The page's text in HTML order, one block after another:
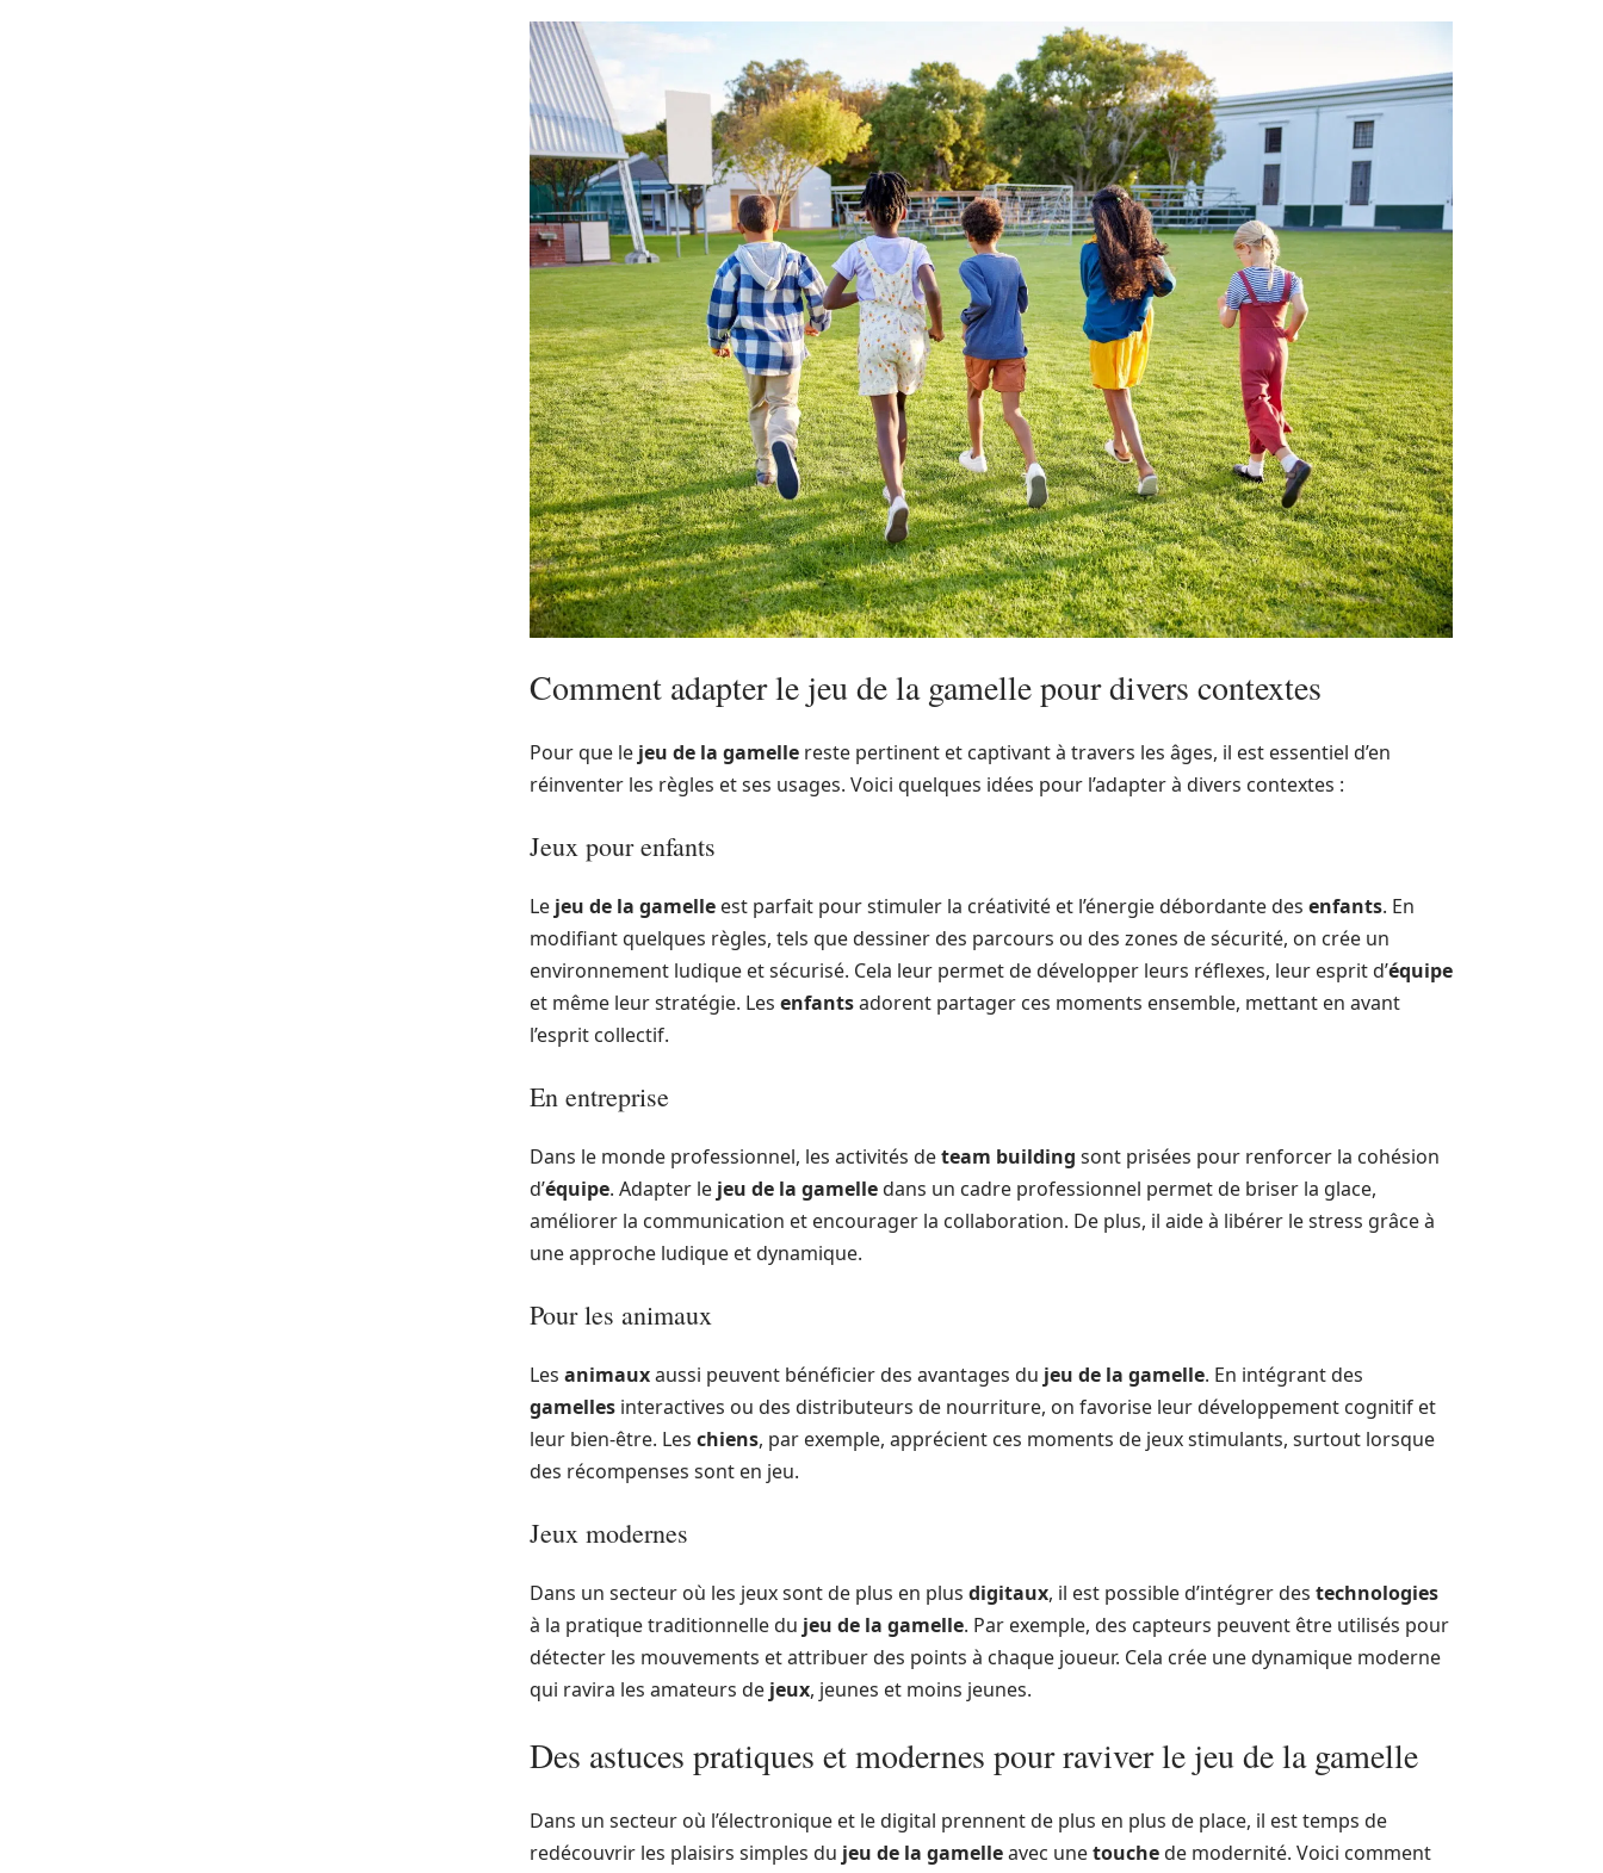
Comment adapter le jeu de la gamelle pour divers contextes
Pour que le jeu de la gamelle reste pertinent et captivant à travers les âges, il est essentiel d’en
réinventer les règles et ses usages. Voici quelques idées pour l’adapter à divers contextes :
Jeux pour enfants
Le jeu de la gamelle est parfait pour stimuler la créativité et l’énergie débordante des enfants. En
modifiant quelques règles, tels que dessiner des parcours ou des zones de sécurité, on crée un
environnement ludique et sécurisé. Cela leur permet de développer leurs réflexes, leur esprit d’équipe
et même leur stratégie. Les enfantsadorent partager ces moments ensemble, mettant en avant
l’esprit collectif.
En entreprise
Dans le monde professionnel, les activités deteam building sont prisées pour renforcer la cohésion
d’équipe. Adapter le jeu de la gamelledans un cadre professionnel permet de briser la glace,
améliorer la communication et encourager la collaboration. De plus, il aide à libérer le stress grâce à
une approche ludique et dynamique.
Pour les animaux
Les animauxaussi peuvent bénéficier des avantages du jeu de la gamelle. En intégrant des
gamelles interactives ou des distributeurs de nourriture, on favorise leur développement cognitif et
leur bien-être. Les chiens, par exemple, apprécient ces moments de jeux stimulants, surtout lorsque
des récompenses sont en jeu.
Jeux modernes
Dans un secteur où les jeux sont de plus en plus digitaux, il est possible d’intégrer des technologies
à la pratique traditionnelle du jeu de la gamelle. Par exemple, des capteurs peuvent être utilisés pour
détecter les mouvements et attribuer des points à chaque joueur. Cela crée une dynamique moderne
qui ravira les amateurs de jeux, jeunes et moins jeunes.
Des astuces pratiques et modernes pour raviver le jeu de la gamelle
Dans un secteur où l’électronique et le digital prennent de plus en plus de place, il est temps de
redécouvrir les plaisirs simples du jeu de la gamelleavec unetouchede modernité. Voici comment